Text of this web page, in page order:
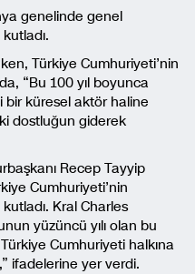
genelinde genel
Türkiye Cumhuriyeti’nin
“Bu 100 yıl boyunca
bir küresel aktör haline
dostluğun giderek
Recep Tayyip
Cumhuriyeti’nin
Kral Charles
yüzüncü yılı olan bu
Cumhuriyeti halkına
ifadelerine yer verdi.